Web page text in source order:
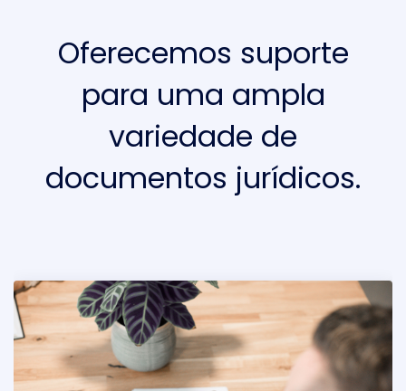
Oferecemos suporte
para uma ampla
variedade de
documentos jurídicos.